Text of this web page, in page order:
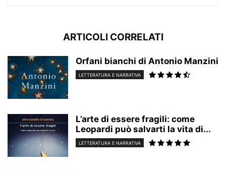
ARTICOLI CORRELATI
Orfani bianchi di Antonio Manzini
LETTERATURA E NARRATIVA
L’arte di essere fragili: come
Leopardi può salvarti la vita di...
LETTERATURA E NARRATIVA